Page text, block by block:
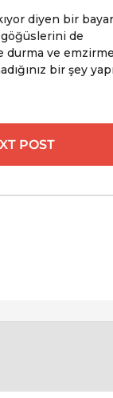
diyen bir
göğüslerini de
durma ve
bir şey
POST